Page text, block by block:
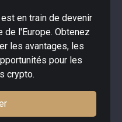
en train de devenir
de l'Europe. Obtenez
les avantages, les
pour les
crypto.